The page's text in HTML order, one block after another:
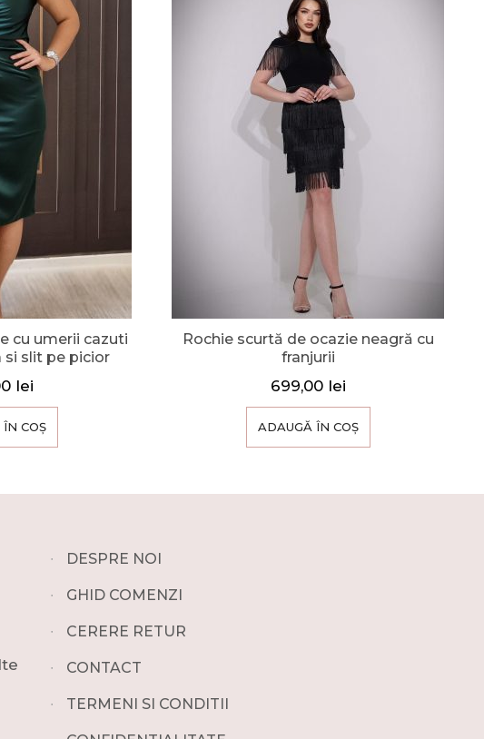
cu umerii cazuti
si slit pe picior
lei
COȘ
Rochie scurtă de ocazie neagră cu
franjurii
699,00 lei
ADAUGĂ ÎN COȘ
∙ DESPRE NOI
∙ GHID COMENZI
∙ CERERE RETUR
∙ CONTACT
∙ TERMENI SI CONDITII